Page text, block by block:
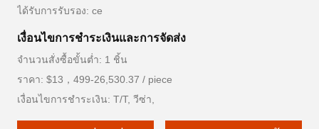
ได้รับการรับรอง: ce
เงื่อนไขการชําระเงินและการจัดส่ง
จำนวนสั่งซื้อขั้นต่ำ: 1 ชิ้น
ราคา: $13，499-26,530.37 / piece
เงื่อนไขการชำระเงิน: T/T, วีซ่า,